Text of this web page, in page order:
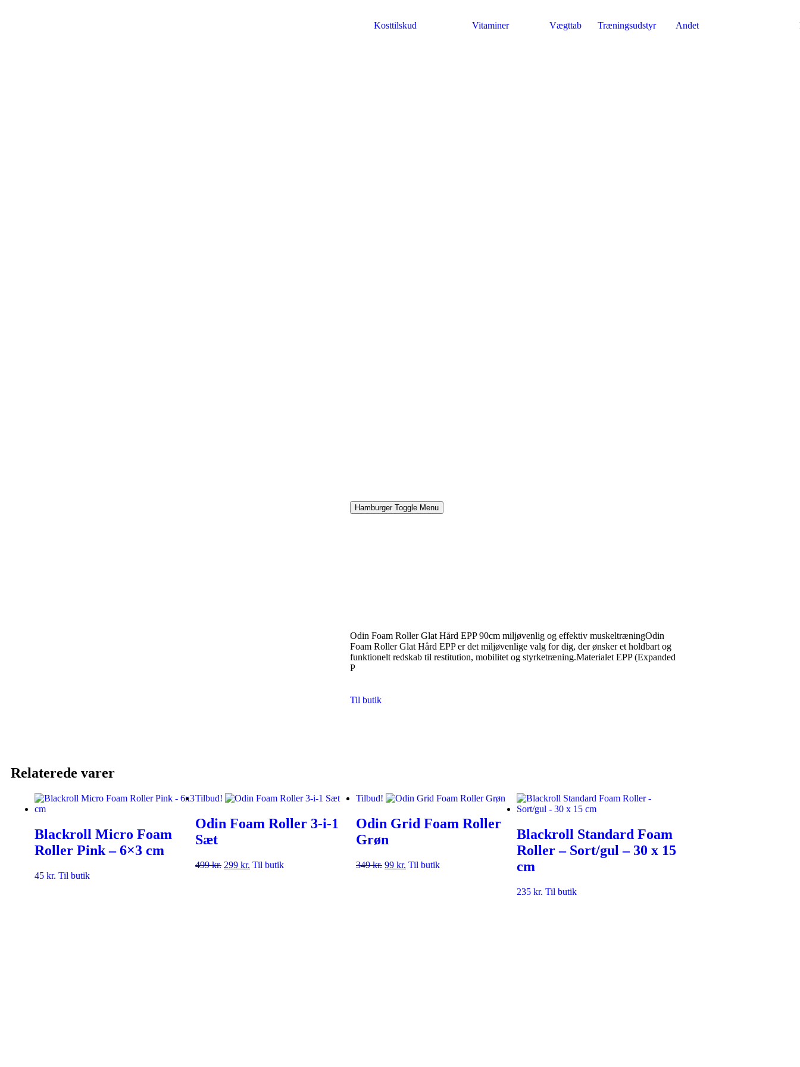
Kosttilskud Vitaminer Vægttab Træningsudstyr Andet
Hamburger Toggle Menu
Odin Foam Roller Glat Hård EPP 90cm miljøvenlig og effektiv muskeltræningOdin
Foam Roller Glat Hård EPP er det miljøvenlige valg for dig, der ønsker et holdbart og
funktionelt redskab til restitution, mobilitet og styrketræning.Materialet EPP (Expanded
P
Til butik
Relaterede varer
Blackroll Micro Foam
Roller Pink – 6×3 cm
45 kr. Til butik
Tilbud!
Odin Foam Roller 3-i-1
Sæt
499kr. 299 kr. Til butik
Tilbud!
Odin Grid Foam Roller
Grøn
349kr. 99 kr. Til butik
Blackroll Standard Foam
Roller – Sort/gul – 30 x 15
cm
235 kr. Til butik